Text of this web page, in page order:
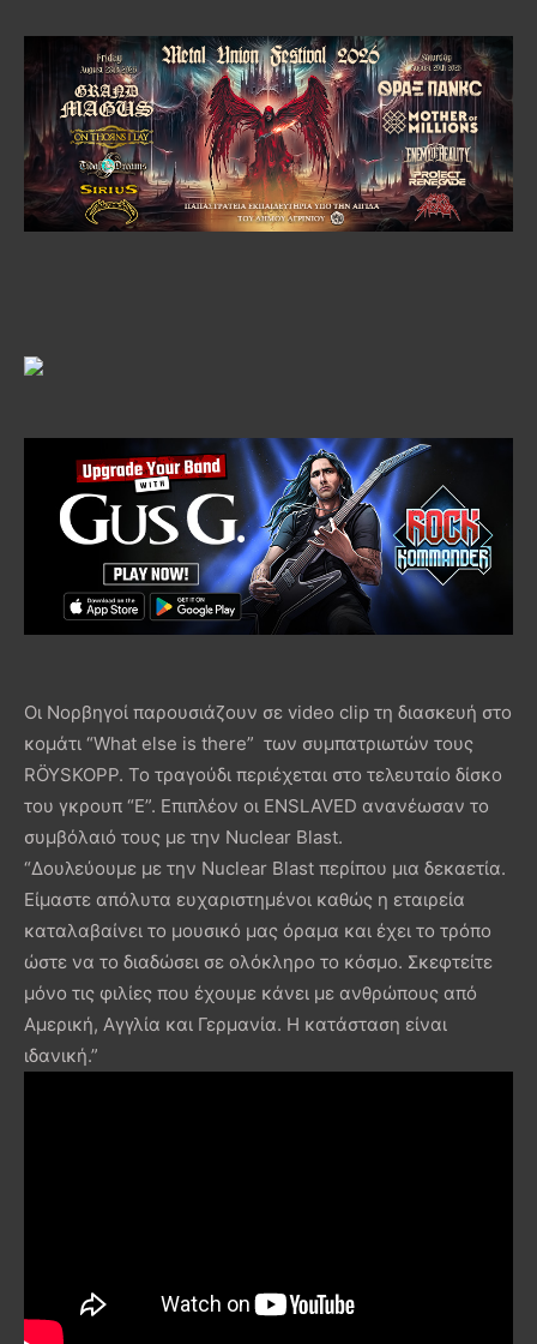
Οι Νορβηγοί παρουσιάζουν σε video clip τη διασκευή στο
κομάτι “What else is there” των συμπατριωτών τους
RÖYSKOPP. Το τραγούδι περιέχεται στο τελευταίο δίσκο
του γκρουπ “E”. Επιπλέον οι ENSLAVED ανανέωσαν το
συμβόλαιό τους με την Nuclear Blast.
“Δουλεύουμε με την Nuclear Blast περίπου μια δεκαετία.
Είμαστε απόλυτα ευχαριστημένοι καθώς η εταιρεία
καταλαβαίνει το μουσικό μας όραμα και έχει το τρόπο
ώστε να το διαδώσει σε ολόκληρο το κόσμο. Σκεφτείτε
μόνο τις φιλίες που έχουμε κάνει με ανθρώπους από
Αμερική, Αγγλία και Γερμανία. Η κατάσταση είναι
ιδανική.”